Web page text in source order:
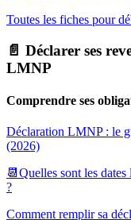
Toutes les fiches pour
📄 Déclarer ses
LMNP
Comprendre ses
Déclaration LMNP : le
(2026)
📆Quelles sont les
?
Comment remplir sa